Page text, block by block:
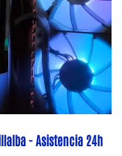
- Asistencia 24h